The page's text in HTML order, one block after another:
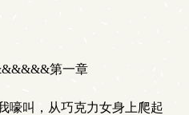
第一章
叫，从巧克力女身上爬起